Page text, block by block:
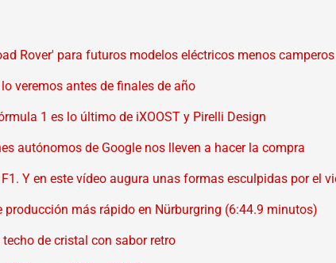
Rover' para futuros modelos eléctricos menos camperos
veremos antes de finales de año
1 es lo último de iXOOST y Pirelli Design
autónomos de Google nos lleven a hacer la compra
Y en este vídeo augura unas formas esculpidas por el
más rápido en Nürburgring (6:44.9 minutos)
de cristal con sabor retro